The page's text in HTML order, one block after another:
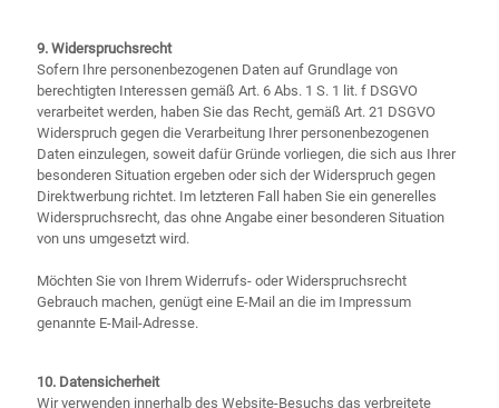
9. Widerspruchsrecht
Sofern Ihre personenbezogenen Daten auf Grundlage von
berechtigten Interessen gemäß Art. 6 Abs. 1 S. 1 lit. f DSGVO
verarbeitet werden, haben Sie das Recht, gemäß Art. 21 DSGVO
Widerspruch gegen die Verarbeitung Ihrer personenbezogenen
Daten einzulegen, soweit dafür Gründe vorliegen, die sich aus Ihrer
besonderen Situation ergeben oder sich der Widerspruch gegen
Direktwerbung richtet. Im letzteren Fall haben Sie ein generelles
Widerspruchsrecht, das ohne Angabe einer besonderen Situation
von uns umgesetzt wird.
Möchten Sie von Ihrem Widerrufs- oder Widerspruchsrecht
Gebrauch machen, genügt eine E-Mail an die im Impressum
genannte E-Mail-Adresse.
10. Datensicherheit
Wir verwenden innerhalb des Website-Besuchs das verbreitete